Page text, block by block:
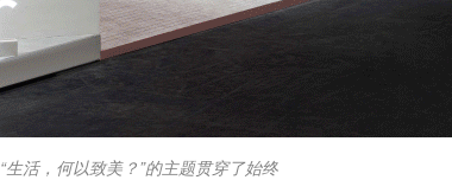
“生活，何以致美？”的主题贯穿了始终